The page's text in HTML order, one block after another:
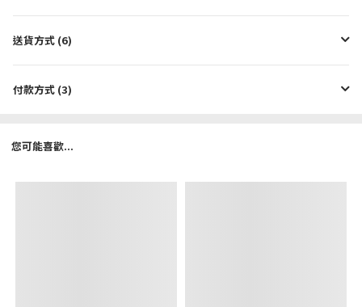
送貨方式 (6)
付款方式 (3)
您可能喜歡...